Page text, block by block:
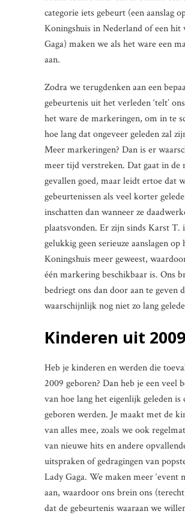
categorie iets gebeurt (een aanslag
Koningshuis in Nederland of een hit
Gaga) maken we als het ware een
aan.
Zodra we terugdenken aan een
gebeurtenis uit het verleden ‘telt’
het ware de markeringen, om in te
hoe lang dat ongeveer geleden zal
Meer markeringen? Dan is er
meer tijd verstreken. Dat gaat in de
gevallen goed, maar leidt ertoe dat
gebeurtenissen als veel korter
inschatten dan wanneer ze
plaatsvonden. Er zijn sinds Karst T.
gelukkig geen serieuze aanslagen op
Koningshuis meer geweest,
één markering beschikbaar is. Ons
bedriegt ons dan door aan te geven
waarschijnlijk nog niet zo lang
Kinderen uit 2009
Heb je kinderen en werden die
2009 geboren? Dan heb je een veel
van hoe lang het eigenlijk geleden is
geboren werden. Je maakt met de
van alles mee, zoals we ook
van nieuwe hits en andere
uitspraken of gedragingen van
Lady Gaga. We maken meer ‘event
aan, waardoor ons brein ons
dat de gebeurtenis waaraan we